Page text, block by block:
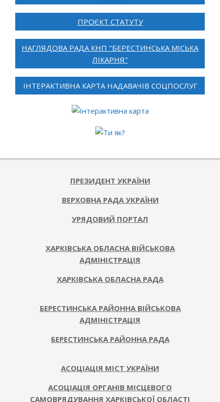
ПРОЄКТ СТАТУТУ
НАГЛЯДОВА РАДА КНП "БЕРЕСТИНСЬКА МІСЬКА
ЛІКАРНЯ"
ІНТЕРАКТИВНА КАРТА НАДАВАЧІВ СОЦПОСЛУГ
ПРЕЗИДЕНТ УКРАЇНИ
ВЕРХОВНА РАДА УКРАЇНИ
УРЯДОВИЙ ПОРТАЛ
ХАРКІВСЬКА ОБЛАСНА ВІЙСЬКОВА
АДМІНІСТРАЦІЯ
ХАРКІВСЬКА ОБЛАСНА РАДА
БЕРЕСТИНСЬКА РАЙОННА ВІЙСЬКОВА
АДМІНІСТРАЦІЯ
БЕРЕСТИНСЬКА РАЙОННА РАДА
АСОЦІАЦІЯ МІСТ УКРАЇНИ
АСОЦІАЦІЯ ОРГАНІВ МІСЦЕВОГО
САМОВРЯДУВАННЯ ХАРКІВСЬКОЇ ОБЛАСТІ